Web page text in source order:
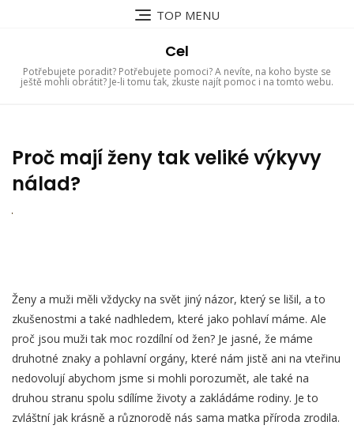
TOP MENU
Cel
Potřebujete poradit? Potřebujete pomoci? A nevíte, na koho byste se
ještě mohli obrátit? Je-li tomu tak, zkuste najít pomoc i na tomto webu.
Proč mají ženy tak veliké výkyvy
nálad?
Ženy a muži měli vždycky na svět jiný názor, který se lišil, a to
zkušenostmi a také nadhledem, které jako pohlaví máme. Ale
proč jsou muži tak moc rozdílní od žen? Je jasné, že máme
druhotné znaky a pohlavní orgány, které nám jistě ani na vteřinu
nedovolují abychom jsme si mohli porozumět, ale také na
druhou stranu spolu sdílíme životy a zakládáme rodiny. Je to
zvláštní jak krásně a různorodě nás sama matka příroda zrodila.